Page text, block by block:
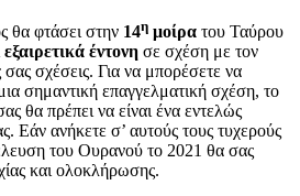
φτάσει στην 14η μοίρα του Ταύρου
εξαιρετικά έντονη σε σχέση με τον
σας σχέσεις. Για να μπορέσετε να
σημαντική επαγγελματική σχέση, το
θα πρέπει να είναι ένα εντελώς
Εάν ανήκετε σ’ αυτούς τους τυχερούς
του Ουρανού το 2021 θα σας
και ολοκλήρωσης.